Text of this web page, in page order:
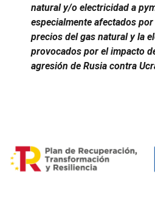
natural y/o electricidad a
especialmente afectados
precios del gas natural y la
provocados por el impacto
agresión de Rusia contra